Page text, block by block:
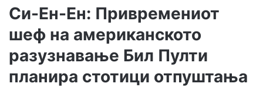
Си-Ен-Ен: Привремениот
шеф на американското
разузнавање Бил Пулти
планира стотици отпуштања